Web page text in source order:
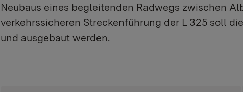
Neubaus eines begleitenden Radwegs zwischen
verkehrssicheren Streckenführung der L 325 soll
und ausgebaut werden.